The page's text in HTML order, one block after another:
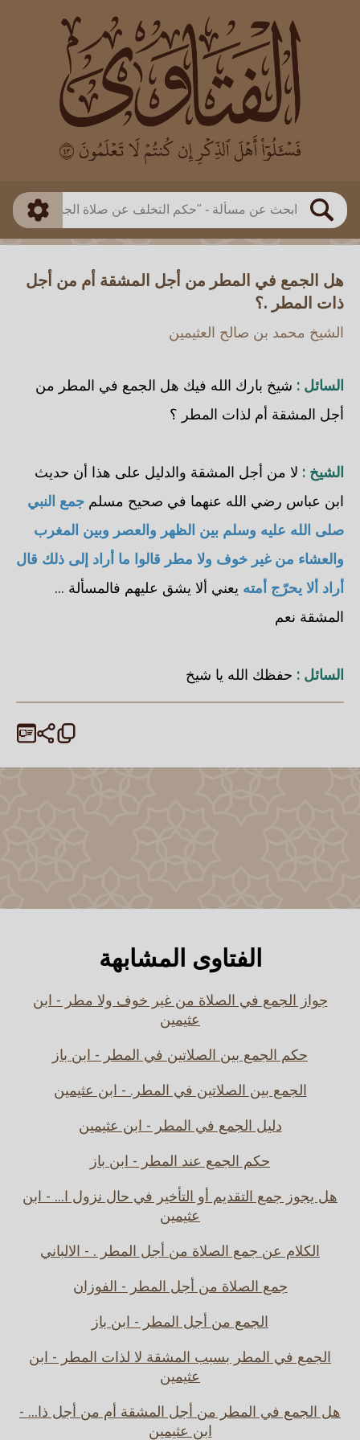
بحث
العالم
بن باز
بن العثيمين
اللجنة الدائمة
طريقة البحث
ذكي
هل الجمع في المطر من أجل المشقة أم من أجل
ذات المطر .؟
الشيخ محمد بن صالح العثيمين
السائل : شيخ بارك الله فيك هل الجمع في المطر من
أجل المشقة أم لذات المطر ؟
الشيخ : لا من أجل المشقة والدليل على هذا أن حديث
ابن عباس رضي الله عنهما في صحيح مسلم جمع النبي
صلى الله عليه وسلم بين الظهر والعصر وبين المغرب
والعشاء من غير خوف ولا مطر قالوا ما أراد إلى ذلك قال
أراد ألا يحرّج أمته يعني ألا يشق عليهم فالمسألة ...
المشقة نعم
السائل : حفظك الله يا شيخ
الفتاوى المشابهة
جواز الجمع في الصلاة من غير خوف ولا مطر - ابن
عثيمين
حكم الجمع بين الصلاتين في المطر - ابن باز
الجمع بين الصلاتين في المطر. - ابن عثيمين
دليل الجمع في المطر - ابن عثيمين
حكم الجمع عند المطر - ابن باز
هل يجوز جمع التقديم أو التأخير في حال نزول ا... - ابن
عثيمين
الكلام عن جمع الصلاة من أجل المطر . - الالباني
جمع الصلاة من أجل المطر - الفوزان
الجمع من أجل المطر - ابن باز
الجمع في المطر بسبب المشقة لا لذات المطر - ابن
عثيمين
هل الجمع في المطر من أجل المشقة أم من أجل ذا... -
ابن عثيمين